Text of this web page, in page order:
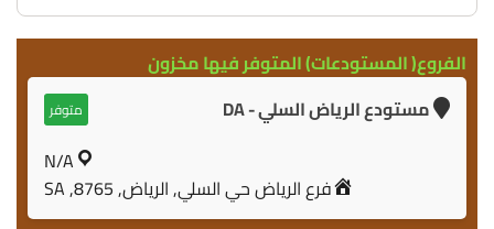
الفروع( المستودعات) المتوفر فيها مخزون
مستودع الرياض السلي - DA
متوفر
N/A
فرع الرياض حي السلي, الرياض, 8765, SA